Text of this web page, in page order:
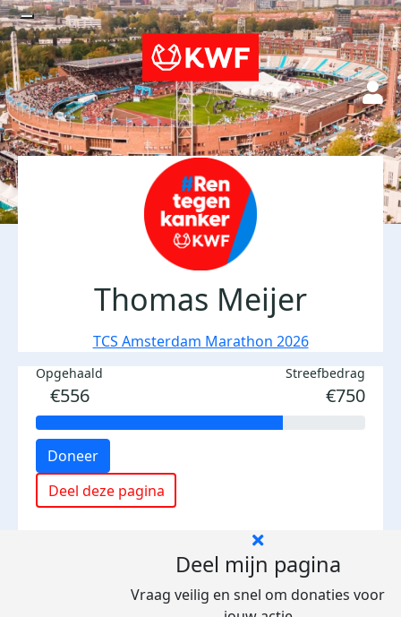
Thomas Meijer
TCS Amsterdam Marathon 2026
Opgehaald
€556
Streefbedrag
€750
Doneer
Deel deze pagina
Deel mijn pagina
Vraag veilig en snel om donaties voor